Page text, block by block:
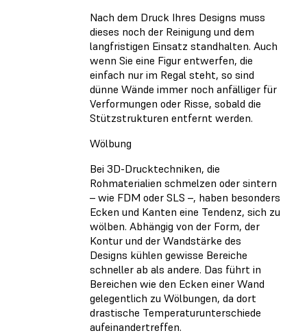
Nach dem Druck Ihres Designs muss
dieses noch der Reinigung und dem
langfristigen Einsatz standhalten. Auch
wenn Sie eine Figur entwerfen, die
einfach nur im Regal steht, so sind
dünne Wände immer noch anfälliger für
Verformungen oder Risse, sobald die
Stützstrukturen entfernt werden.
Wölbung
Bei 3D-Drucktechniken, die
Rohmaterialien schmelzen oder sintern
– wie FDM oder SLS –, haben besonders
Ecken und Kanten eine Tendenz, sich zu
wölben. Abhängig von der Form, der
Kontur und der Wandstärke des
Designs kühlen gewisse Bereiche
schneller ab als andere. Das führt in
Bereichen wie den Ecken einer Wand
gelegentlich zu Wölbungen, da dort
drastische Temperaturunterschiede
aufeinandertreffen.